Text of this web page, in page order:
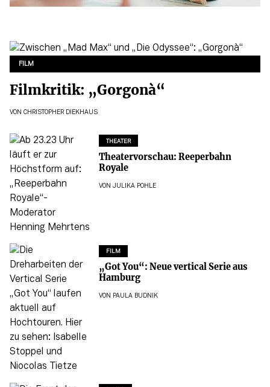
FILM
Filmkritik: „Gorgonà“
VON CHRISTOPHER DIEKHAUS
THEATER
Theatervorschau: Reeperbahn
Royale
VON JULIKA POHLE
FILM
„Got You“: Neue vertical Serie aus
Hamburg
VON PAULA BUDNIK